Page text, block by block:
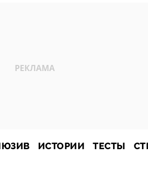
ИСТОРИИ ТЕСТЫ